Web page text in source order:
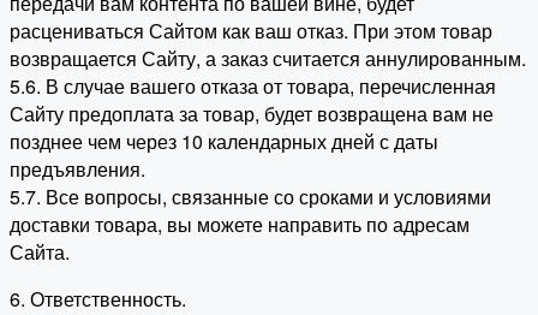
расцениваться Сайтом как ваш отказ. При этом товар
возвращается Сайту, а заказ считается аннулированным.
5.6. В случае вашего отказа от товара, перечисленная
Сайту предоплата за товар, будет возвращена вам не
позднее чем через 10 календарных дней с даты
предъявления.
5.7. Все вопросы, связанные со сроками и условиями
доставки товара, вы можете направить по адресам
Сайта.
6. Ответственность.